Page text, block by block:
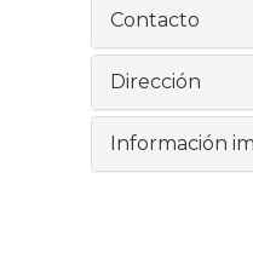
Contacto
Dirección
Información